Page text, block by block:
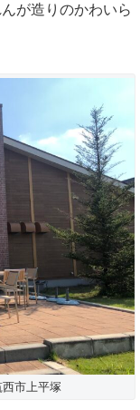
が造りのかわいら
市上平塚